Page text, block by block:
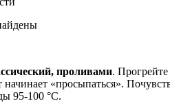
проливами.
«просыпаться».
95-100 °С.